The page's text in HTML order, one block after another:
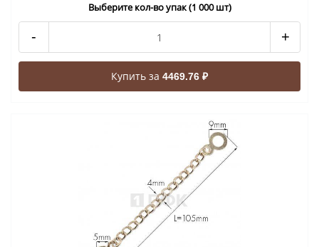
Выберите кол-во упак (1 000 шт)
- +
Купить за 4469.76 ₽